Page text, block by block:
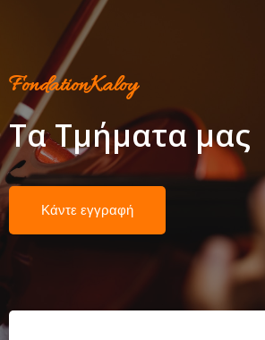
FondationKaloy
Τα Τμήματα μας
Κάντε εγγραφή